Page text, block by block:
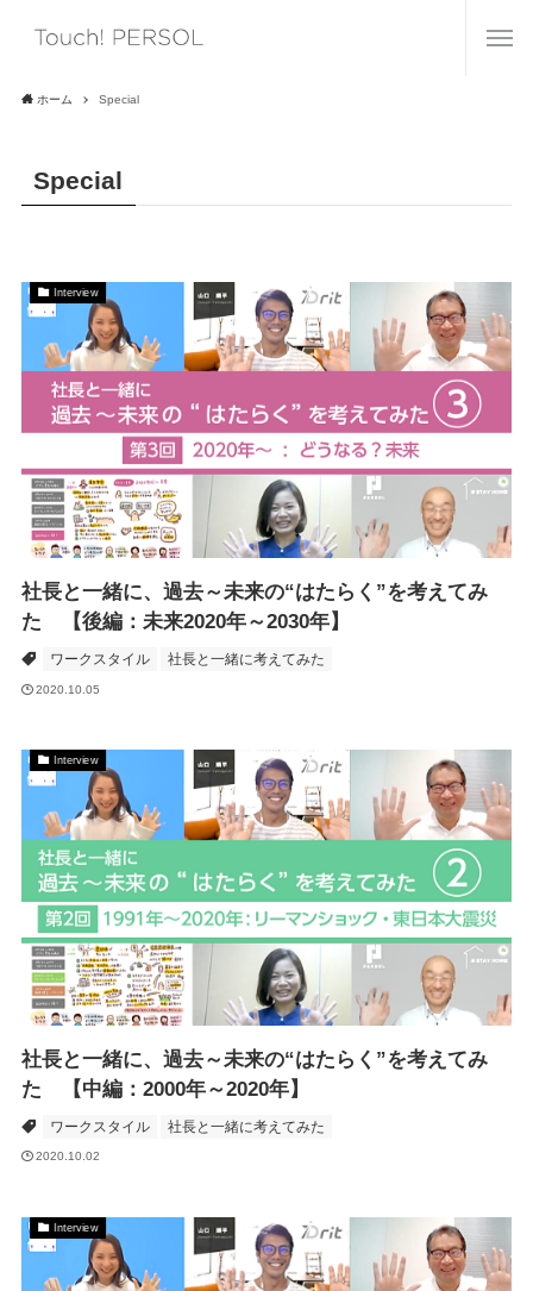
ホーム Special
Special
Interview
社長と一緒に、過去～未来の“はたらく”を考えてみ
た 【後編：未来2020年～2030年】
ワークスタイル 社長と一緒に考えてみた
2020.10.05
Interview
社長と一緒に、過去～未来の“はたらく”を考えてみ
た 【中編：2000年～2020年】
ワークスタイル 社長と一緒に考えてみた
2020.10.02
Interview